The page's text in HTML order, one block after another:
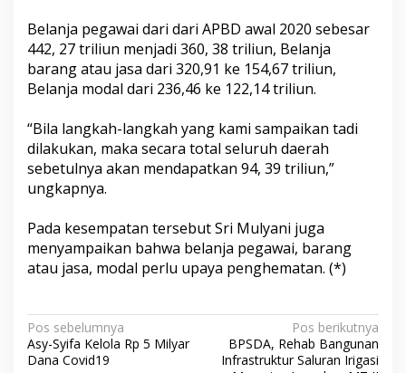
Belanja pegawai dari dari APBD awal 2020 sebesar
442, 27 triliun menjadi 360, 38 triliun, Belanja
barang atau jasa dari 320,91 ke 154,67 triliun,
Belanja modal dari 236,46 ke 122,14 triliun.
“Bila langkah-langkah yang kami sampaikan tadi
dilakukan, maka secara total seluruh daerah
sebetulnya akan mendapatkan 94, 39 triliun,”
ungkapnya.
Pada kesempatan tersebut Sri Mulyani juga
menyampaikan bahwa belanja pegawai, barang
atau jasa, modal perlu upaya penghematan. (*)
N
a
Pos sebelumnya
Asy-Syifa Kelola Rp 5 Milyar
Dana Covid19
Pos berikutnya
BPSDA, Rehab Bangunan
Infrastruktur Saluran Irigasi